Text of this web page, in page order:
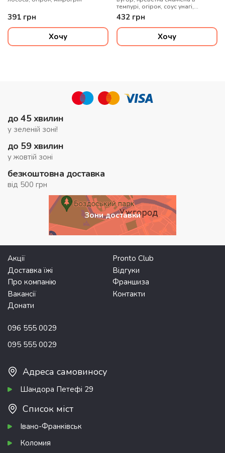
391 грн
Хочу
темпурі, огірок, соус унагі,
мікрогрін
432 грн
Хочу
до 45 хвилин
у зеленій зоні!
до 59 хвилин
у жовтій зоні
безкоштовна доставка
від 500 грн
Зони доставки
Акції
Pronto Club
Доставка їжі
Відгуки
Про компанію
Франшиза
Вакансії
Контакти
Донати
096 555 0029
095 555 0029
Адреса самовиносу
Шандора Петефі 29
Список міст
Івано-Франківськ
Коломия